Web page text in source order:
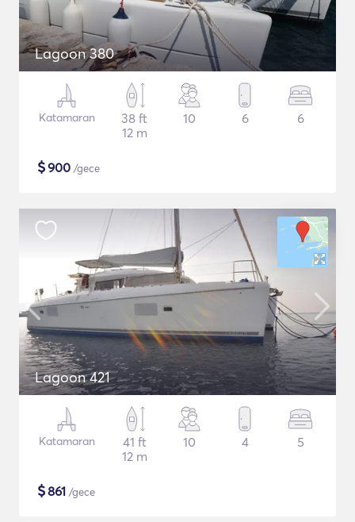
Lagoon 380
Katamaran
38 ft
12 m
10 6 6
$900 /gece
Lagoon 421
Katamaran
41 ft
12 m
10 4 5
$861 /gece